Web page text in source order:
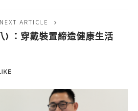
NEXT ARTICLE
) ：穿戴裝置締造健康生活